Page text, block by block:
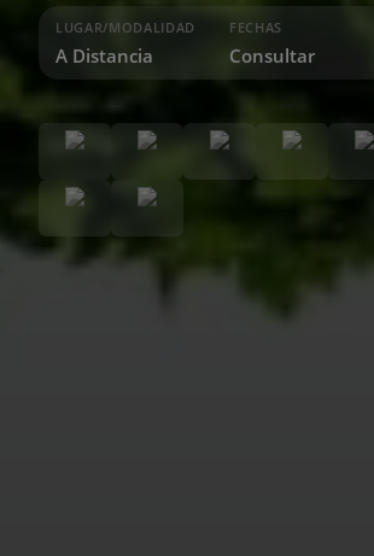
LUGAR/MODALIDAD
A Distancia
FECHAS
Consultar